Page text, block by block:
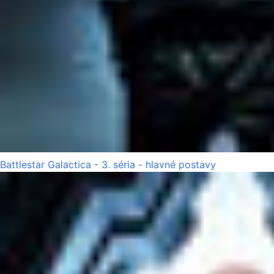
Battlestar Galactica - 3. séria - hlavné postavy